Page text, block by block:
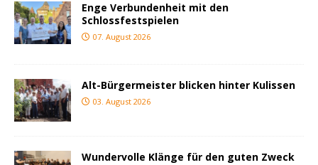
Enge Verbundenheit mit den
Schlossfestspielen
07. August 2026
Alt-Bürgermeister blicken hinter Kulissen
03. August 2026
Wundervolle Klänge für den guten Zweck